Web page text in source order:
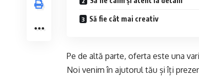
Să fie cât mai creativ
Pe de altă parte, oferta este una
Noi venim în ajutorul tău și îți